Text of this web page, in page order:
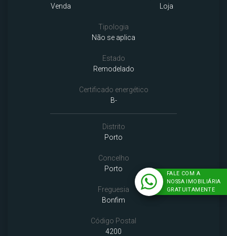
Venda
Loja
Tipologia
Não se aplica
Estado
Remodelado
Certificado energético
B-
Distrito
Porto
Concelho
Porto
Freguesia
Bonfim
Código Postal
4200
FALE COM A
NOSSA IMOBILIÁRIA
GRATUITAMENTE